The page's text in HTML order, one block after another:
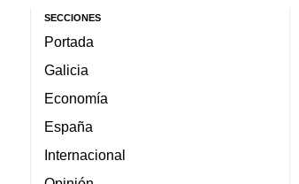
SECCIONES
Portada
Galicia
Economía
España
Internacional